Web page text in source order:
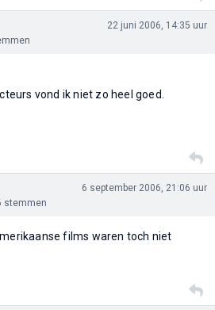
22 juni 2006, 14:35 uur
vond ik niet zo heel goed.
stemmen
6 september 2006, 21:06 uur
films waren toch niet